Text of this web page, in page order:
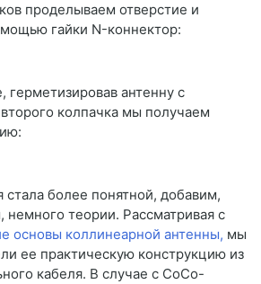
проделываем отверстие и
гайки N-коннектор:
герметизировав антенну с
колпачка мы получаем
более понятной, добавим,
теории. Рассматривая с
основы коллинеарной антенны, мы
ее практическую конструкцию из
кабеля. В случае с CoCo-